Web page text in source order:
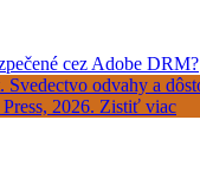
cez Adobe DRM?